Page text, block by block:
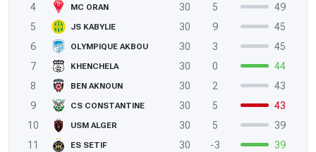
4
MC ORAN 30 5
49
5
JS KABYLIE 30 9
45
6
OLYMPIQUE AKBOU 30 3
45
7
KHENCHELA 30 0
44
8
BEN AKNOUN 30 2
43
9
CS CONSTANTINE 30 5
43
10
USM ALGER 30 5
39
11
ES SETIF 30 -3
39